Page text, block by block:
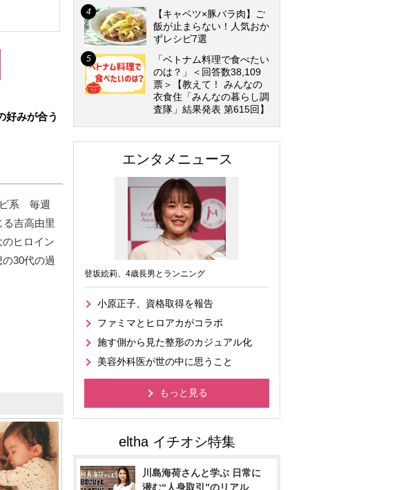
好みが合う
ビ系 毎週
吉高由里
ヒロイン
30代の過
【キャベツ×豚バラ肉】ご
飯が止まらない！人気おか
ずレシピ7選
「ベトナム料理で食べたい
のは？」＜回答数38,109
票＞【教えて！ みんなの
衣食住「みんなの暮らし調
査隊」結果発表 第615回】
エンタメニュース
登坂絵莉、4歳長男とランニング
小原正子、資格取得を報告
ファミマとヒロアカがコラボ
施す側から見た整形のカジュアル化
美容外科医が世の中に思うこと
もっと見る
川島海荷さんと学ぶ 日常に
潜む“人身取引”のリアル